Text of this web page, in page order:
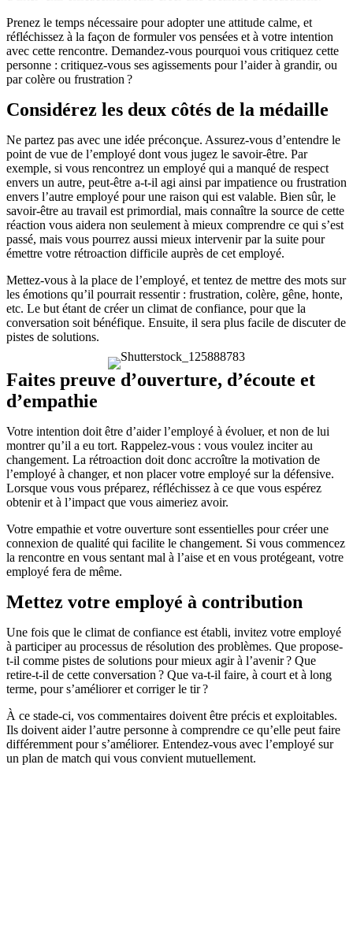
Prenez le temps nécessaire pour adopter une attitude calme, et
réfléchissez à la façon de formuler vos pensées et à votre intention
avec cette rencontre. Demandez-vous pourquoi vous critiquez cette
personne : critiquez-vous ses agissements pour l’aider à grandir, ou
par colère ou frustration ?
Considérez les deux côtés de la médaille
Ne partez pas avec une idée préconçue. Assurez-vous d’entendre le
point de vue de l’employé dont vous jugez le savoir-être. Par
exemple, si vous rencontrez un employé qui a manqué de respect
envers un autre, peut-être a-t-il agi ainsi par impatience ou frustration
envers l’autre employé pour une raison qui est valable. Bien sûr, le
savoir-être au travail est primordial, mais connaître la source de cette
réaction vous aidera non seulement à mieux comprendre ce qui s’est
passé, mais vous pourrez aussi mieux intervenir par la suite pour
émettre votre rétroaction difficile auprès de cet employé.
Mettez-vous à la place de l’employé, et tentez de mettre des mots sur
les émotions qu’il pourrait ressentir : frustration, colère, gêne, honte,
etc. Le but étant de créer un climat de confiance, pour que la
conversation soit bénéfique. Ensuite, il sera plus facile de discuter de
pistes de solutions.
Faites preuve d’ouverture, d’écoute et
d’empathie
Votre intention doit être d’aider l’employé à évoluer, et non de lui
montrer qu’il a eu tort. Rappelez-vous : vous voulez inciter au
changement. La rétroaction doit donc accroître la motivation de
l’employé à changer, et non placer votre employé sur la défensive.
Lorsque vous vous préparez, réfléchissez à ce que vous espérez
obtenir et à l’impact que vous aimeriez avoir.
Votre empathie et votre ouverture sont essentielles pour créer une
connexion de qualité qui facilite le changement. Si vous commencez
la rencontre en vous sentant mal à l’aise et en vous protégeant, votre
employé fera de même.
Mettez votre employé à contribution
Une fois que le climat de confiance est établi, invitez votre employé
à participer au processus de résolution des problèmes. Que propose-
t-il comme pistes de solutions pour mieux agir à l’avenir ? Que
retire-t-il de cette conversation ? Que va-t-il faire, à court et à long
terme, pour s’améliorer et corriger le tir ?
À ce stade-ci, vos commentaires doivent être précis et exploitables.
Ils doivent aider l’autre personne à comprendre ce qu’elle peut faire
différemment pour s’améliorer. Entendez-vous avec l’employé sur
un plan de match qui vous convient mutuellement.